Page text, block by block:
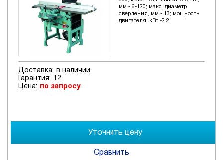
мм - 6-120; макс. диаметр
сверления, мм - 13; мощность
двигателя, кВт -2.2
Доставка:
в наличии
Гарантия:
12
Цена:
по запросу
Сравнить